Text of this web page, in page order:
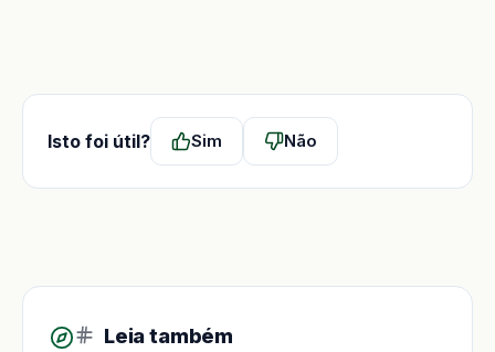
Isto foi útil? Sim Não
Leia também